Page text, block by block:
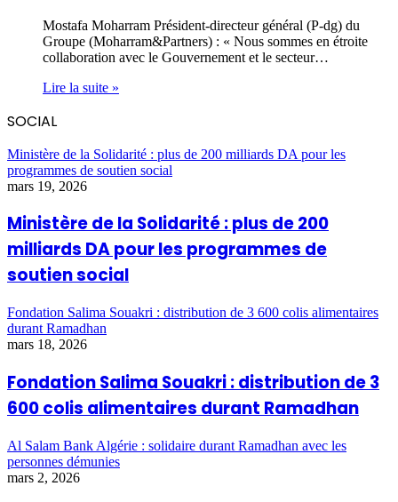
Mostafa Moharram Président-directeur général (P-dg) du
Groupe (Moharram&Partners) : « Nous sommes en étroite
collaboration avec le Gouvernement et le secteur…
Lire la suite »
SOCIAL
Ministère de la Solidarité : plus de 200 milliards DA pour les
programmes de soutien social
mars 19, 2026
Ministère de la Solidarité : plus de 200
milliards DA pour les programmes de
soutien social
Fondation Salima Souakri : distribution de 3 600 colis alimentaires
durant Ramadhan
mars 18, 2026
Fondation Salima Souakri : distribution de 3
600 colis alimentaires durant Ramadhan
Al Salam Bank Algérie : solidaire durant Ramadhan avec les
personnes démunies
mars 2, 2026